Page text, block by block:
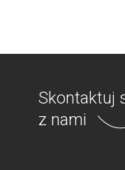
Skontaktuj
z nami